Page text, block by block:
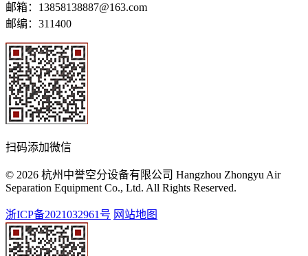
邮箱：13858138887@163.com
邮编：311400
扫码添加微信
© 2026 杭州中誉空分设备有限公司 Hangzhou Zhongyu Air
Separation Equipment Co., Ltd. All Rights Reserved.
浙ICP备2021032961号 网站地图